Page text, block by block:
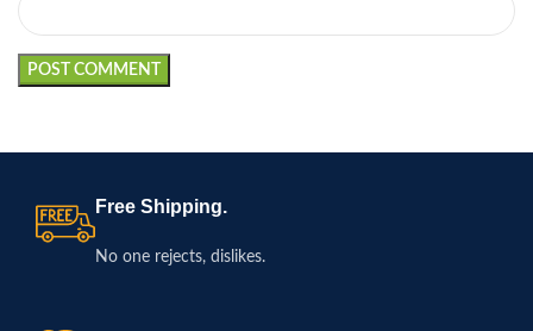
Free Shipping.
No one rejects, dislikes.